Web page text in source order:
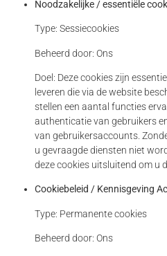
Noodzakelijke / essentiële
Type: Sessiecookies
Beheerd door: Ons
Doel: Deze cookies zijn
leveren die via de website
stellen een aantal functies
authenticatie van gebruikers
van gebruikersaccounts.
u gevraagde diensten niet
deze cookies uitsluitend om u
Cookiebeleid / Kennisgeving
Type: Permanente cookies
Beheerd door: Ons